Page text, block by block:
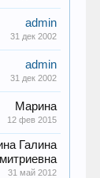
admin
31 дек 2002
admin
31 дек 2002
Марина
12 фев 2015
Галина
31 май 2012